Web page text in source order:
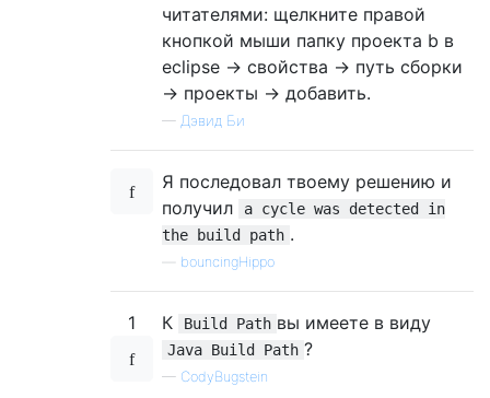
читателями: щелкните правой
кнопкой мыши папку проекта b в
eclipse -> свойства -> путь сборки
-> проекты -> добавить.
— Дэвид Би
Я последовал твоему решению и
получил
a cycle was detected in
the build path .
bouncingHippo
1 К Build Path вы имеете в виду
Java Build Path ?
— CodyBugstein